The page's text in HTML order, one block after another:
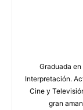
Graduada
Interpretación.
Cine y
gran